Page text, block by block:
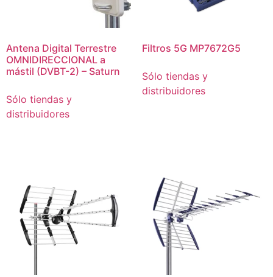
Antena Digital Terrestre
OMNIDIRECCIONAL a
mástil (DVBT-2) – Saturn
Sólo tiendas y
distribuidores
Filtros 5G MP7672G5
Sólo tiendas y
distribuidores